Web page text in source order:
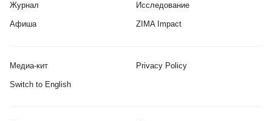
Журнал
Афиша
Исследование
ZIMA Impact
Медиа-кит Privacy Policy
Switch to English